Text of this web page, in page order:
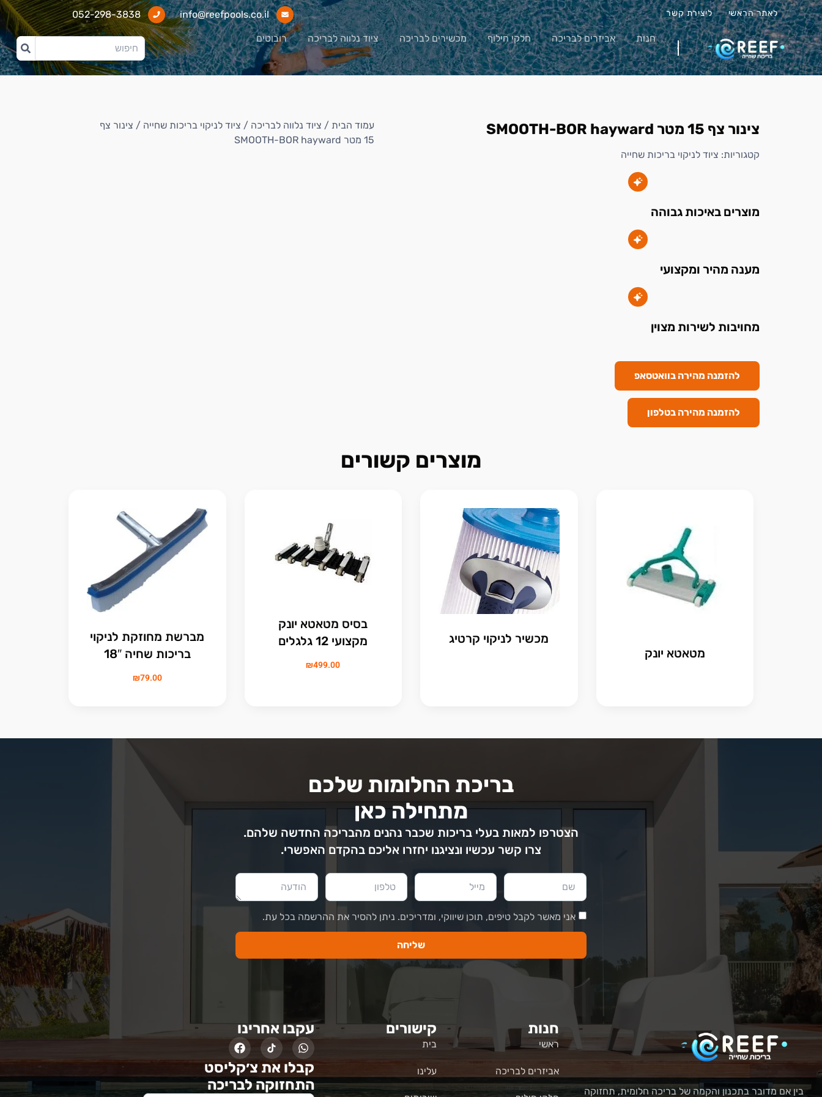
לאתר הראשי ליצירת קשר info@reefpools.co.il
052-298-3838
חנות אביזרים לבריכה חלקי חילוף מכשירים לבריכה ציוד נלווה לבריכה רובוטים
צינור צף 15 מטר SMOOTH-BOR hayward
קטגוריות: ציוד לניקוי בריכות שחייה
מוצרים באיכות גבוהה
מענה מהיר ומקצועי
מחויבות לשירות מצוין
להזמנה מהירה בוואטסאפ
להזמנה מהירה בטלפון
עמוד הבית / ציוד נלווה לבריכה / ציוד לניקוי בריכות שחייה / צינור צף
15 מטר SMOOTH-BOR hayward
מוצרים קשורים
מטאטא יונק
מכשיר לניקוי קרטיג
בסיס מטאטא יונק
מקצועי 12 גלגלים
₪499.00
מברשת מחוזקת לניקוי
בריכות שחיה 18″
₪79.00
בריכת החלומות שלכם
מתחילה כאן
הצטרפו למאות בעלי בריכות שכבר נהנים מהבריכה החדשה שלהם.
צרו קשר עכשיו ונציגנו יחזרו אליכם בהקדם האפשרי.
אני מאשר לקבל טיפים, תוכן שיווקי, ומדריכים. ניתן להסיר את ההרשמה בכל עת.
שליחה
בין אם מדובר בתכנון והקמה של בריכה חלומית, תחזוקה
חנות
ראשי
אביזרים לבריכה
קישורים
בית
עלינו
עקבו אחרינו
קבלו את צ׳קליסט
התחזוקה לבריכה